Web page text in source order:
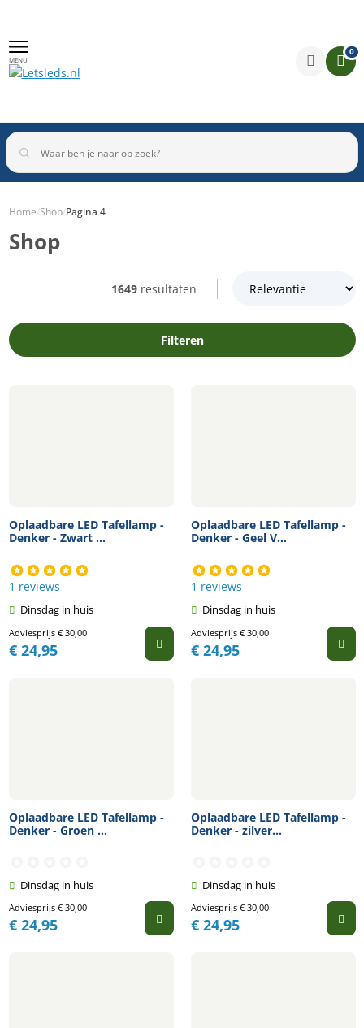
MENU
0
Home/Shop/Pagina 4
Shop
1649 resultaten
Filteren
Oplaadbare LED Tafellamp -
Denker - Zwart ...
1 reviews
Dinsdag in huis
Adviesprijs €30,00
€24,95
Oplaadbare LED Tafellamp -
Denker - Geel V...
1 reviews
Dinsdag in huis
Adviesprijs €30,00
€24,95
Oplaadbare LED Tafellamp -
Denker - Groen ...
Dinsdag in huis
Adviesprijs €30,00
€24,95
Oplaadbare LED Tafellamp -
Denker - zilver...
Dinsdag in huis
Adviesprijs €30,00
€24,95